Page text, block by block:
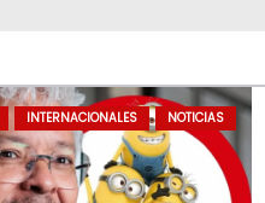
INTERNACIONALES NOTICIAS